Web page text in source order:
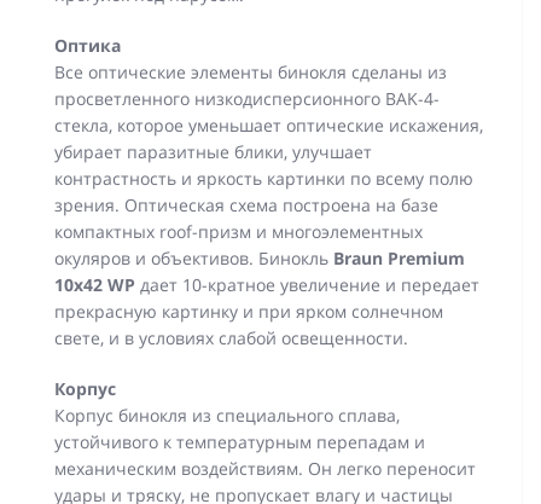
Оптика
Все оптические элементы бинокля сделаны из
просветленного низкодисперсионного BAK-4-
стекла, которое уменьшает оптические искажения,
убирает паразитные блики, улучшает
контрастность и яркость картинки по всему полю
зрения. Оптическая схема построена на базе
компактных roof-призм и многоэлементных
окуляров и объективов. Бинокль Braun Premium
10х42 WP дает 10-кратное увеличение и передает
прекрасную картинку и при ярком солнечном
свете, и в условиях слабой освещенности.
Корпус
Корпус бинокля из специального сплава,
устойчивого к температурным перепадам и
механическим воздействиям. Он легко переносит
удары и тряску, не пропускает влагу и частицы